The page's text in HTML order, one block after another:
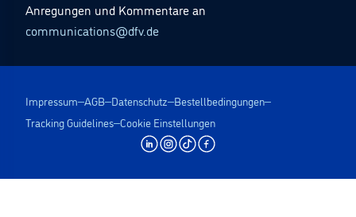
Anregungen und Kommentare an
communications@dfv.de
Impressum AGB Datenschutz Bestellbedingungen
Tracking Guidelines Cookie Einstellungen